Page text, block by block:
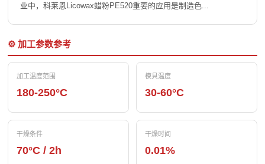
业中，科莱恩Licowax蜡粉PE520重要的应用是制造色...
⚙️ 加工参数参考
加工温度范围
180-250°C
模具温度
30-60°C
干燥条件
70°C / 2h
干燥时间
0.01%